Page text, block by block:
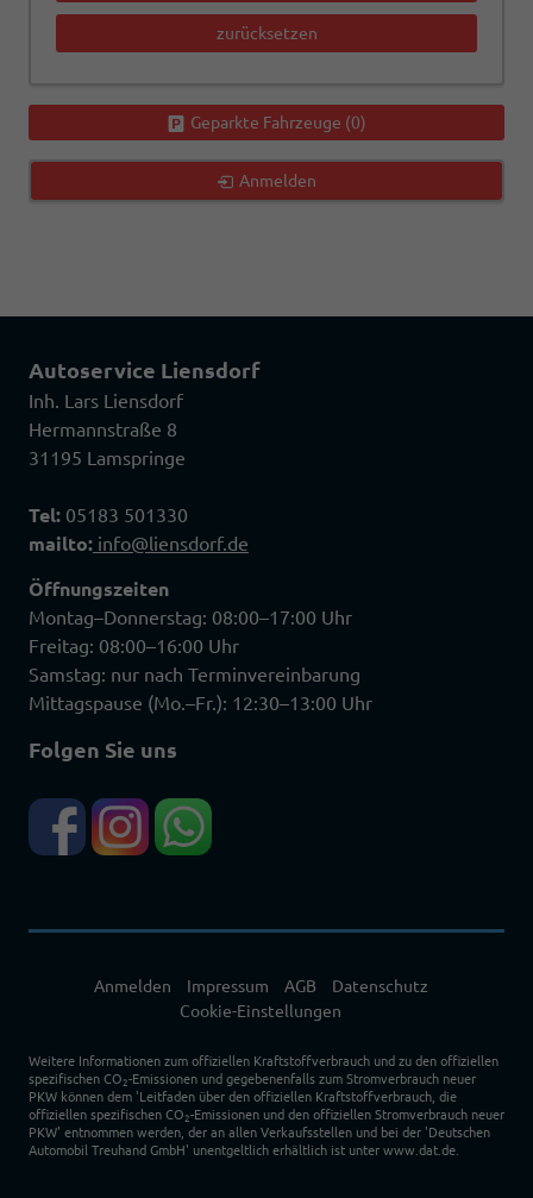
zurücksetzen
Geparkte Fahrzeuge (0)
Anmelden
Autoservice Liensdorf
Inh. Lars Liensdorf
Hermannstraße 8
31195 Lamspringe
Tel: 05183 501330
mailto: info@liensdorf.de
Öffnungszeiten
Montag–Donnerstag: 08:00–17:00 Uhr
Freitag: 08:00–16:00 Uhr
Samstag: nur nach Terminvereinbarung
Mittagspause (Mo.–Fr.): 12:30–13:00 Uhr
Folgen Sie uns
Anmelden Impressum AGB
Datenschutz
Cookie-Einstellungen
Weitere Informationen zum offiziellen Kraftstoffverbrauch und zu den offiziellen
spezifischen CO2-Emissionen und gegebenenfalls zum Stromverbrauch neuer
PKW können dem 'Leitfaden über den offiziellen Kraftstoffverbrauch, die
offiziellen spezifischen CO2-Emissionen und den offiziellen Stromverbrauch neuer
PKW' entnommen werden, der an allen Verkaufsstellen und bei der 'Deutschen
Automobil Treuhand GmbH' unentgeltlich erhältlich ist unter www.dat.de.